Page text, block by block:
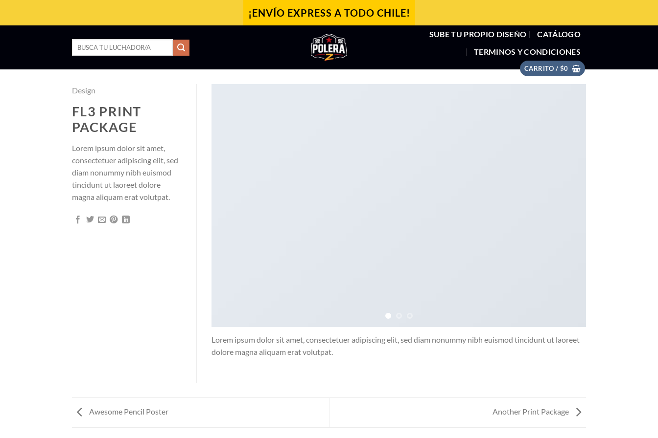
¡ENVÍO EXPRESS A TODO CHILE!
Buscar
SUBE TU PROPIO DISEÑO
CATÁLOGO
TERMINOS Y CONDICIONES
CARRITO / $0
Design
FL3 PRINT
PACKAGE
Lorem ipsum dolor sit amet,
consectetuer adipiscing elit, sed
diam nonummy nibh euismod
tincidunt ut laoreet dolore
magna aliquam erat volutpat.
Lorem ipsum dolor sit amet, consectetuer adipiscing elit, sed diam nonummy nibh euismod tincidunt ut laoreet
dolore magna aliquam erat volutpat.
Awesome Pencil Poster Another Print Package